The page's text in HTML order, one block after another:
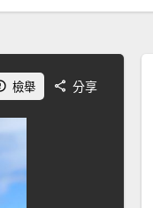
檢舉 分享